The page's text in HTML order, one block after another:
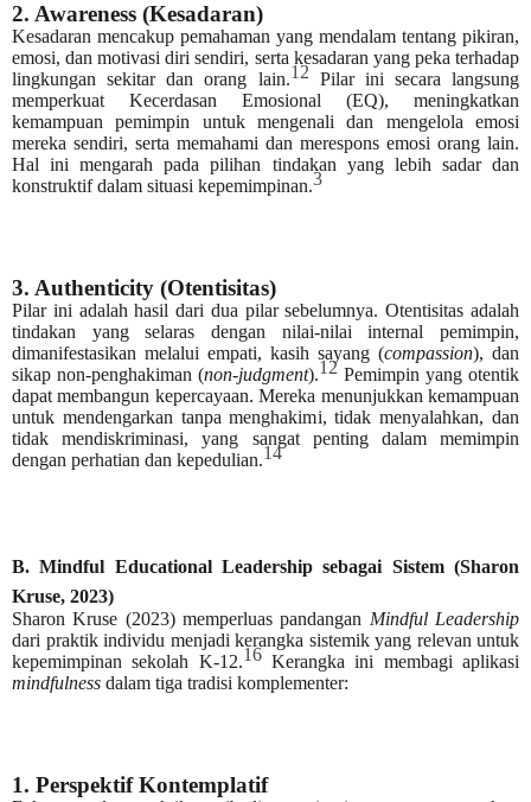
2. Awareness (Kesadaran)
Kesadaran mencakup pemahaman yang mendalam tentang pikiran,
emosi, dan motivasi diri sendiri, serta kesadaran yang peka terhadap
lingkungan sekitar dan orang lain.12Pilar ini secara langsung
memperkuat Kecerdasan Emosional (EQ), meningkatkan
kemampuan pemimpin untuk mengenali dan mengelola emosi
mereka sendiri, serta memahami dan merespons emosi orang lain.
Hal ini mengarah pada pilihan tindakan yang lebih sadar dan
konstruktif dalam situasi kepemimpinan.3
3. Authenticity (Otentisitas)
Pilar ini adalah hasil dari dua pilar sebelumnya. Otentisitas adalah
tindakan yang selaras dengan nilai-nilai internal pemimpin,
dimanifestasikan melalui empati, kasih sayang (compassion), dan
sikap non-penghakiman (non-judgment).12 Pemimpin yang otentik
dapat membangun kepercayaan. Mereka menunjukkan kemampuan
untuk mendengarkan tanpa menghakimi, tidak menyalahkan, dan
tidak mendiskriminasi, yang sangat penting dalam memimpin
dengan perhatian dan kepedulian.14
B. Mindful Educational Leadership sebagai Sistem (Sharon
Kruse, 2023)
Sharon Kruse (2023) memperluas pandangan Mindful Leadership
dari praktik individu menjadi kerangka sistemik yang relevan untuk
kepemimpinan sekolah K-12.16Kerangka ini membagi aplikasi
mindfulness dalam tiga tradisi komplementer:
1. Perspektif Kontemplatif